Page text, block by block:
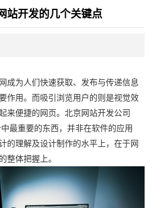
站开发的几个关键点
成为人们快速获取、发布与传递信息
作用。而吸引浏览用户的则是视觉效
来便捷的网页。北京网站开发公司
最重要的东西，并非在软件的应用
的理解及设计制作的水平上，在于网
整体把握上。